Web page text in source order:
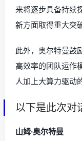
来将逐步具备持续
新方面取得重大突
此外，奥尔特曼鼓
高效率的团队运作
人加上大算力驱动
以下是此次对
山姆·奥尔特曼